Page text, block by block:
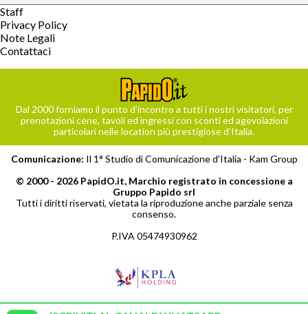
Staff
Privacy Policy
Note Legali
Contattaci
Dal 2000 forniamo il punto d’incontro a tutti i nostri visitatori, per
prenotazioni cene, tavoli ed ingressi con sconti ed agevolazioni
particolari nelle location più prestigiose d’Italia.
Comunicazione: Il 1° Studio di Comunicazione d'Italia - Kam Group
© 2000 - 2026 PapidO.it, Marchio registrato in concessione a
Gruppo Papido srl
Tutti i diritti riservati, vietata la riproduzione anche parziale senza
consenso.
P.IVA 05474930962